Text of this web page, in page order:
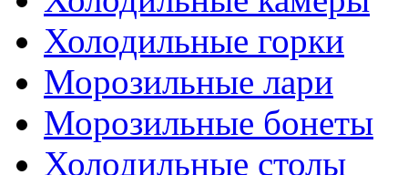
Холодильные горки
Морозильные лари
Морозильные бонеты
Холодильные столы